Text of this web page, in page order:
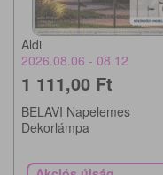
Aldi
2026.08.06 - 08.12
1 111,00 Ft
BELAVI Napelemes
Dekorlámpa